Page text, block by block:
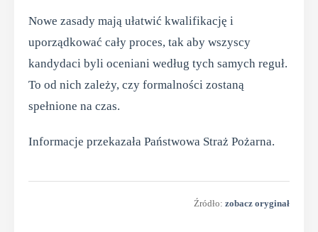
Nowe zasady mają ułatwić kwalifikację i
uporządkować cały proces, tak aby wszyscy
kandydaci byli oceniani według tych samych reguł.
To od nich zależy, czy formalności zostaną
spełnione na czas.
Informacje przekazała Państwowa Straż Pożarna.
Źródło: zobacz oryginał